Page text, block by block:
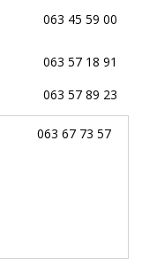
063 45 59 00
063 57 18 91
063 57 89 23
063 67 73 57